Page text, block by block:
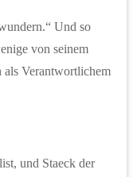
Und so
von seinem
Verantwortlichem
und Staeck der